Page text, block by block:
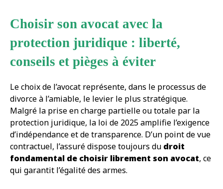
Choisir son avocat avec la
protection juridique : liberté,
conseils et pièges à éviter
Le choix de l’avocat représente, dans le processus de
divorce à l’amiable, le levier le plus stratégique.
Malgré la prise en charge partielle ou totale par la
protection juridique, la loi de 2025 amplifie l’exigence
d’indépendance et de transparence. D’un point de vue
contractuel, l’assuré dispose toujours du droit
fondamental de choisir librement son avocat, ce
qui garantit l’égalité des armes.